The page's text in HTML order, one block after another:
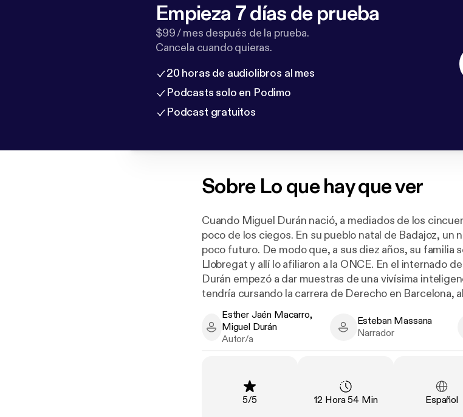
Empieza 7 días de prueba
$99 / mes después de la prueba.
Cancela cuando quieras.
20 horas de audiolibros al mes
Podcasts solo en Podimo
Podcast gratuitos
Sobre Lo que hay que ver
Cuando Miguel Durán nació, a mediados de los
poco de los ciegos. En su pueblo natal de Badajoz, un
poco futuro. De modo que, a sus diez años, su familia
Llobregat y allí lo afiliaron a la ONCE. En el internado
Durán empezó a dar muestras de una vivísima
tendría cursando la carrera de Derecho en Barcelona,
imprenta especializada en libros en braille.
A partir de ahí, el cielo era el límite: consiguió empleo
la oposición inicial de la familia de su mujer, vidente— y
Telecinco y poco después él fue nombrado presidente
cargo con el de presidente de la cadena Onda Cero,
Esther Jaén Macarro, Miguel Durán - Author
Esther Jaén Macarro,
Miguel Durán
Autor/a
Esteban Massana - Narrator
Esteban Massana
Narrador
Clasificación
5/5 Duración:
12 Hora 54 Min Idioma:
Español